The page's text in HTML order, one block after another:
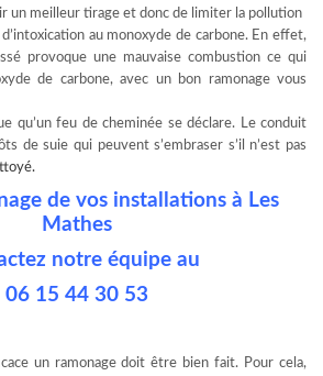
un meilleur tirage et donc de limiter la pollution
au monoxyde de carbone. En effet,
provoque une mauvaise combustion ce qui
de carbone, avec un bon ramonage vous
qu’un feu de cheminée se déclare. Le conduit
de suie qui peuvent s’embraser s’il n’est pas
de vos installations à Les
Mathes
notre équipe au
06 15 44 30 53
un ramonage doit être bien fait. Pour cela,